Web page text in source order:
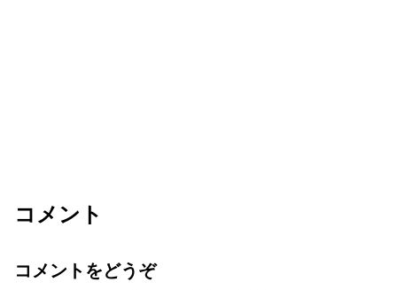
コメント
コメントをどうぞ